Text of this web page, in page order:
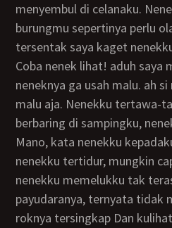
menyembul di celanaku.
burungmu sepertinya perlu
tersentak saya kaget
Coba nenek lihat! aduh saya malu sekali, Sama
neneknya ga usah malu. ah
malu aja. Nenekku tertawa-
berbaring di sampingku,
Mano, kata nenekku
nenekku tertidur, mungkin
nenekku memelukku tak
payudaranya, ternyata tidak
roknya tersingkap Dan